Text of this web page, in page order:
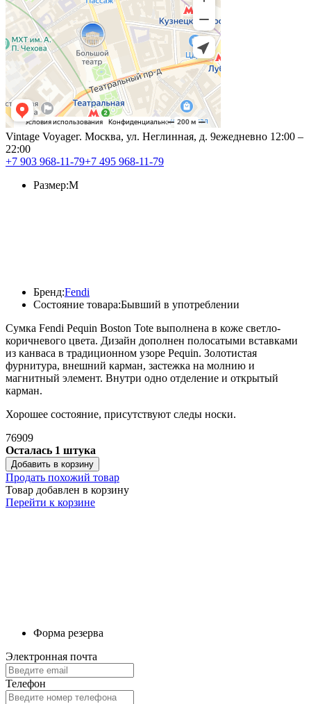
Vintage Voyageг. Москва, ул. Неглинная, д. 9ежедневно 12:00 –
22:00
+7 903 968-11-79+7 495 968-11-79
Состояние товара:Бывший в употреблении
Бренд:Fendi
Размер:M
Cумка Fendi Pequin Boston Tote выполнена в коже светло-
коричневого цвета. Дизайн дополнен полосатыми вставками
из канваса в традиционном узоре Pequin. Золотистая
фурнитура, внешний карман, застежка на молнию и
магнитный элемент. Внутри одно отделение и открытый
карман.
Хорошее состояние, присутствуют следы носки.
76909
Осталась 1 штука
Добавить в корзину
Продать похожий товар
Товар добавлен в корзину
Перейти к корзине
Форма резерва
Электронная почта
Телефон